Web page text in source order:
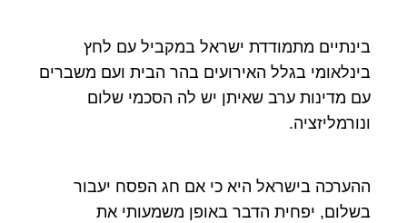
בינתיים מתמודדת ישראל במקביל עם לחץ
בינלאומי בגלל האירועים בהר הבית ועם משברים
עם מדינות ערב שאיתן יש לה הסכמי שלום
ונורמליזציה.
ההערכה בישראל היא כי אם חג הפסח יעבור
בשלום, יפחית הדבר באופן משמעותי את